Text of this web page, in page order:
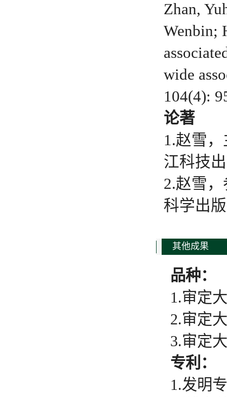
Zhan,
Wenbin;
wide
104(4):
论著
1.赵雪
江科技
2.赵雪，
科学出
其他成果
品种：
1.审定
2.审定
3.审定
专利：
1.发明